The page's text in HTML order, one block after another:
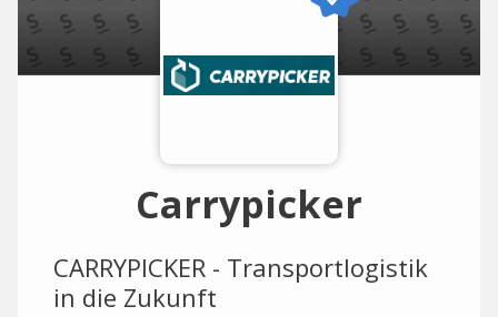
Carrypicker
CARRYPICKER - Transportlogistik
in die Zukunft